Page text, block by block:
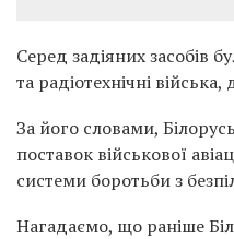
Серед задіяних засобів
та радіотехнічні
За його словами,
поставок військової
системи боротьби з
Нагадаємо, що раніше